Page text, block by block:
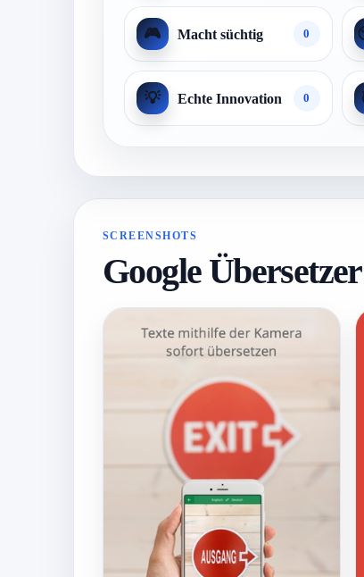
🎮 Macht süchtig 0
💡 Echte Innovation 0
SCREENSHOTS
Google Übersetzer